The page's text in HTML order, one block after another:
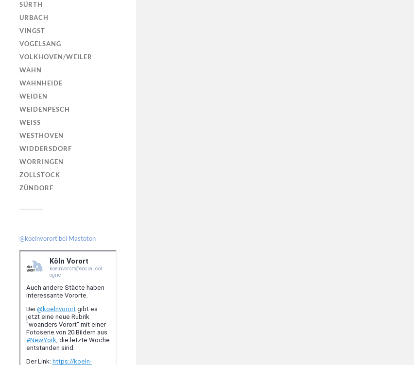
SÜRTH
URBACH
VINGST
VOGELSANG
VOLKHOVEN/WEILER
WAHN
WAHNHEIDE
WEIDEN
WEIDENPESCH
WEISS
WESTHOVEN
WIDDERSDORF
WORRINGEN
ZOLLSTOCK
ZÜNDORF
@koelnvorort bei Mastoton